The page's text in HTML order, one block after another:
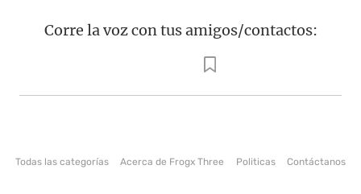
Corre la voz con tus amigos/contactos:
Todas las categorías Acerca de Frogx Three Politicas Contáctanos